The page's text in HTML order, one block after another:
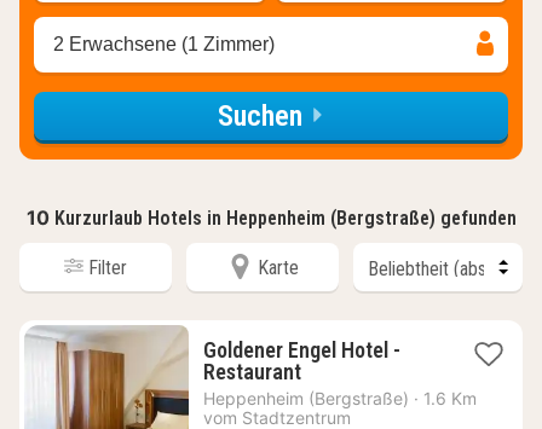
2 Erwachsene (1 Zimmer)
Suchen
10 Kurzurlaub Hotels in Heppenheim (Bergstraße) gefunden
Filter Karte
Goldener Engel Hotel -
Restaurant1
Nacht
ab
Heppenheim (Bergstraße) · 1.6 Km
vom Stadtzentrum